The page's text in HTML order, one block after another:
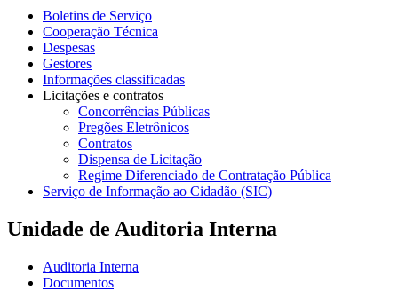
Boletins de Serviço
Cooperação Técnica
Despesas
Gestores
Informações classificadas
Licitações e contratos
Concorrências Públicas
Pregões Eletrônicos
Contratos
Dispensa de Licitação
Regime Diferenciado de Contratação Pública
Serviço de Informação ao Cidadão (SIC)
Unidade de Auditoria Interna
Auditoria Interna
Documentos